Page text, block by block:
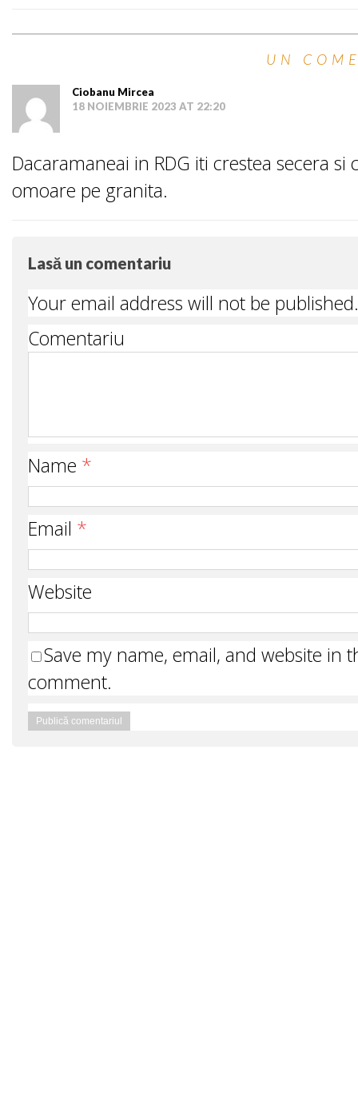
UN
Ciobanu Mircea
18 NOIEMBRIE 2023 AT 22:20
Dacaramaneai in RDG iti crestea secera
omoare pe granita.
Lasă un comentariu
Your email address will not be published.
Comentariu
Name *
Email *
Website
Save my name, email, and website in
comment.